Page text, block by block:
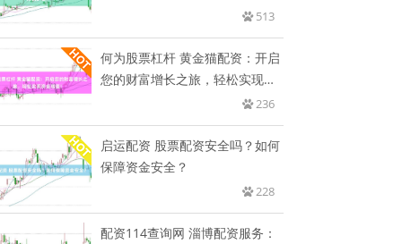
513
何为股票杠杆 黄金猫配资：开启
您的财富增长之旅，轻松实现资
236
启运配资 股票配资安全吗？如何
保障资金安全？
228
配资114查询网 淄博配资服务：